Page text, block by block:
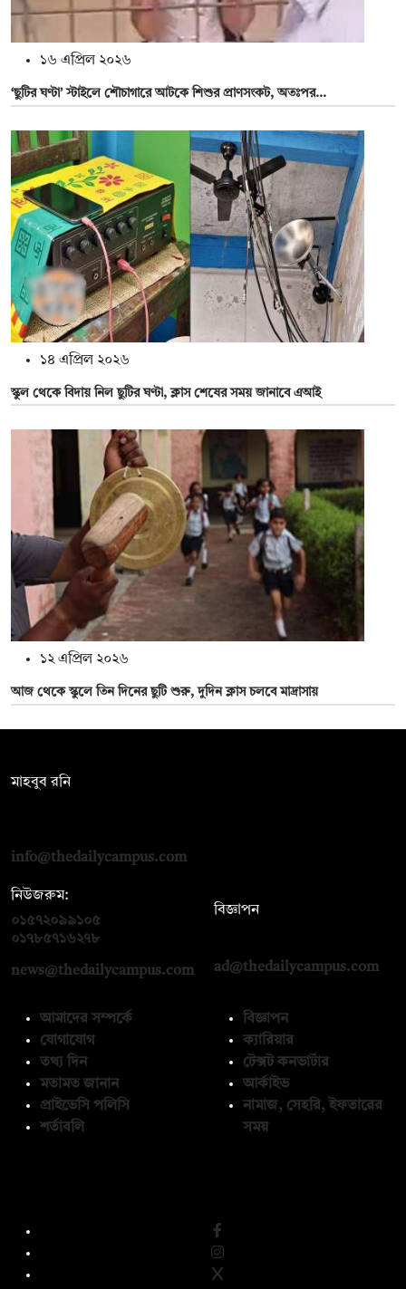
১৬ এপ্রিল ২০২৬
‘ছুটির ঘণ্টা’ স্টাইলে শৌচাগারে আটকে শিশুর প্রাণসংকট, অতঃপর...
১৪ এপ্রিল ২০২৬
স্কুল থেকে বিদায় নিল ছুটির ঘণ্টা, ক্লাস শেষের সময় জানাবে এআই
১২ এপ্রিল ২০২৬
আজ থেকে স্কুলে তিন দিনের ছুটি শুরু, দুদিন ক্লাস চলবে মাদ্রাসায়
মাহবুব রনি
info@thedailycampus.com
নিউজরুম:
০১৫৭২০৯৯১০৫
০১৭৮৫৭১৬২৭৮
news@thedailycampus.com
বিজ্ঞাপন
ad@thedailycampus.com
আমাদের সম্পর্কে
যোগাযোগ
তথ্য দিন
মতামত জানান
প্রাইভেসি পলিসি
শর্তাবলি
বিজ্ঞাপন
ক্যারিয়ার
টেক্সট কনভার্টার
আর্কাইভ
নামাজ, সেহরি, ইফতারের
সময়